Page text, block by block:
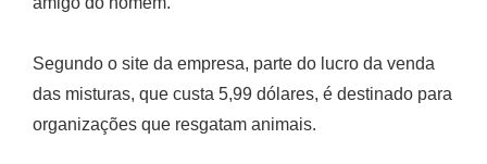
Segundo o site da empresa, parte do lucro da venda
das misturas, que custa 5,99 dólares, é destinado para
organizações que resgatam animais.